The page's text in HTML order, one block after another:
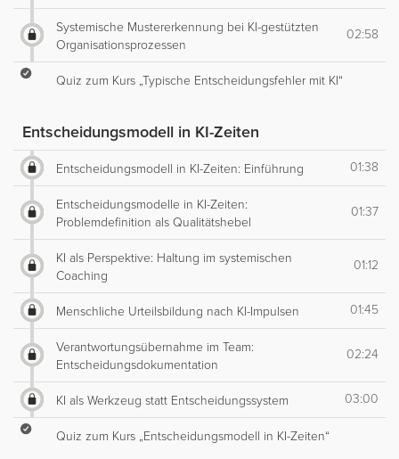
Systemische Mustererkennung bei KI-gestützten
Organisationsprozessen
02:58
Quiz zum Kurs „Typische Entscheidungsfehler mit KI“
Entscheidungsmodell in KI-Zeiten
Entscheidungsmodell in KI-Zeiten: Einführung 01:38
Entscheidungsmodelle in KI-Zeiten:
Problemdefinition als Qualitätshebel
01:37
KI als Perspektive: Haltung im systemischen
Coaching
01:12
Menschliche Urteilsbildung nach KI-Impulsen 01:45
Verantwortungsübernahme im Team:
Entscheidungsdokumentation
02:24
KI als Werkzeug statt Entscheidungssystem 03:00
Quiz zum Kurs „Entscheidungsmodell in KI-Zeiten“